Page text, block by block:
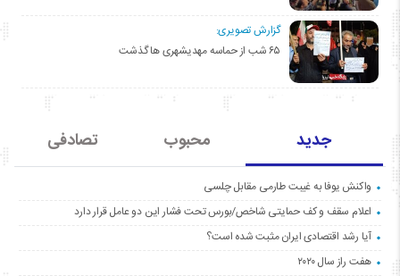
گزارش تصویری:
۶۵ شب از حماسه مهدیشهری ها گذشت
جدید محبوب تصادفی
واکنش یوفا به غیبت طارمی مقابل چلسی
اعلام سقف و کف حمایتی شاخص/بورس تحت فشار این دو عامل قرار دارد
آیا رشد اقتصادی ایران مثبت شده است؟
هفت راز سال ۲۰۲۰